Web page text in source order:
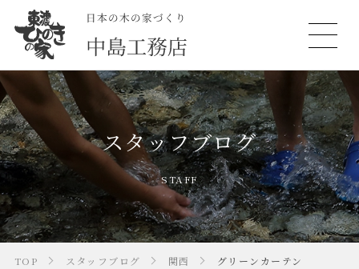
スタッフブログ
STAFF
TOP スタッフブログ 関西 グリーンカーテン